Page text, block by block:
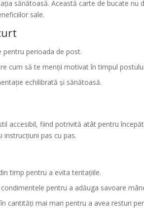
sănătoasă. Această carte de bucate
sale.
pentru perioada de post.
cum să te menții motivat în timpul
echilibrată și sănătoasă.
accesibil, fiind potrivită atât pentru
instrucțiuni pas cu pas.
timp pentru a evita tentațiile.
pentru a adăuga savoare
cantități mai mari pentru a avea resturi